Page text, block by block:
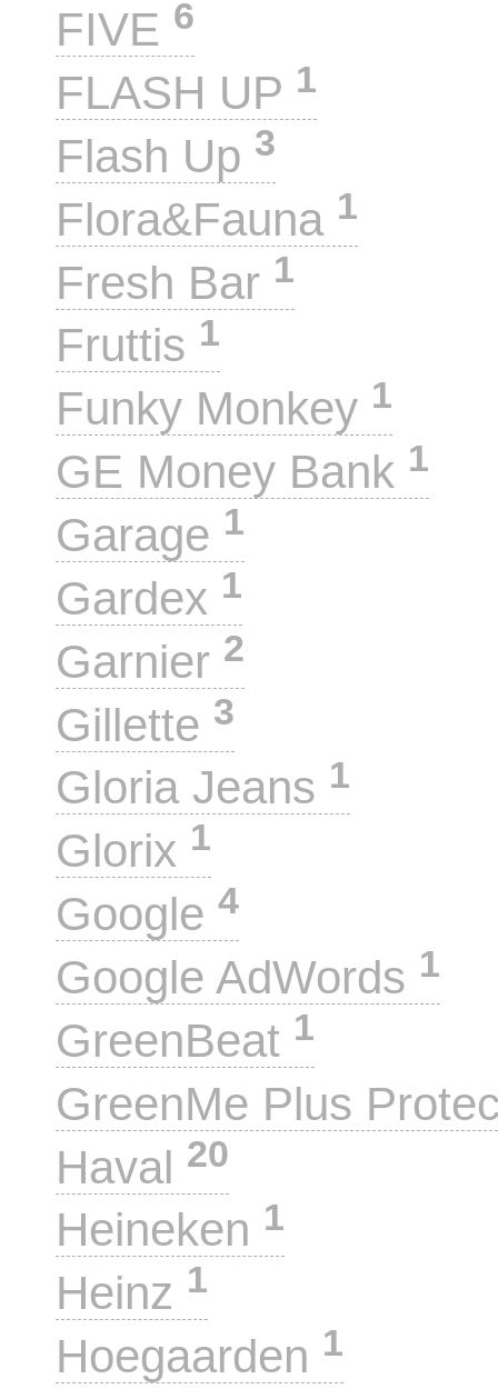
FIVE 6
FLASH UP 1
Flash Up 3
Flora&Fauna 1
Fresh Bar 1
Fruttis 1
Funky Monkey 1
GE Money Bank 1
Garage 1
Gardex 1
Garnier 2
Gillette 3
Gloria Jeans 1
Glorix 1
Google 4
Google AdWords 1
GreenBeat 1
GreenMe Plus
Haval 20
Heineken 1
Heinz 1
Hoegaarden 1